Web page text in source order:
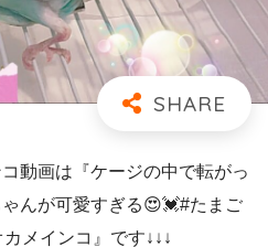
動画は『ケージの中で転がっ
んが可愛すぎる😍💓#たまご
メインコ』です↓↓↓